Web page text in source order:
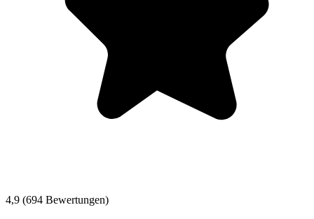
4,9 (694 Bewertungen)